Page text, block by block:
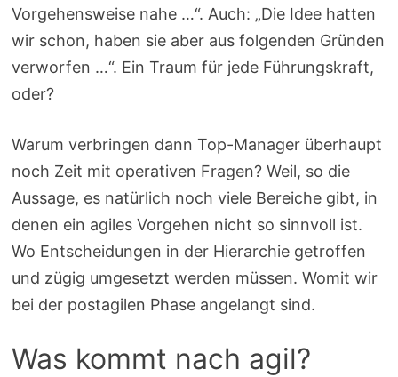
Vorgehensweise nahe …“. Auch: „Die Idee hatten
wir schon, haben sie aber aus folgenden Gründen
verworfen …“. Ein Traum für jede Führungskraft,
oder?
Warum verbringen dann Top-Manager überhaupt
noch Zeit mit operativen Fragen? Weil, so die
Aussage, es natürlich noch viele Bereiche gibt, in
denen ein agiles Vorgehen nicht so sinnvoll ist.
Wo Entscheidungen in der Hierarchie getroffen
und zügig umgesetzt werden müssen. Womit wir
bei der postagilen Phase angelangt sind.
Was kommt nach agil?